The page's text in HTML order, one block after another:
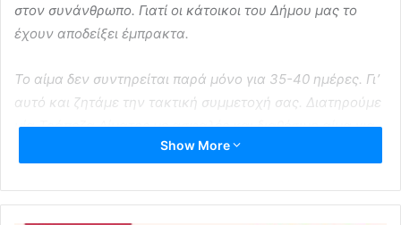
στον συνάνθρωπο. Γιατί οι κάτοικοι του Δήμου μας το
έχουν αποδείξει έμπρακτα.
Το αίμα δεν συντηρείται παρά μόνο για 35-40 ημέρες. Γι’
αυτό και ζητάμε την τακτική συμμετοχή σας. Διατηρούμε
μία Τράπεζα Αίματος με ασφαλές και διαθέσιμο αίμα για
όποιον από εμάς το έχει ανάγκη».
Για περισσότερες πληροφορίες μπορείτε να απευθυνθείτε
Show More